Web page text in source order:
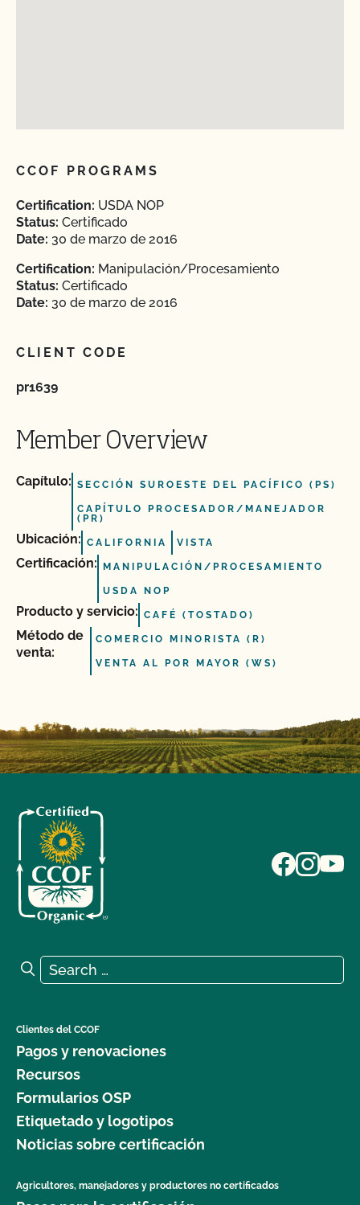
CCOF PROGRAMS
Certification: USDA NOP
Status: Certificado
Date: 30 de marzo de 2016
Certification: Manipulación/Procesamiento
Status: Certificado
Date: 30 de marzo de 2016
CLIENT CODE
pr1639
Member Overview
Capítulo: SECCIÓN SUROESTE DEL PACÍFICO (PS)
CAPÍTULO PROCESADOR/MANEJADOR
(PR)
Ubicación: CALIFORNIA VISTA
Certificación: MANIPULACIÓN/PROCESAMIENTO
USDA NOP
Producto y servicio: CAFÉ (TOSTADO)
Método de
venta:
COMERCIO MINORISTA (R)
VENTA AL POR MAYOR (WS)
Search for:
Search
Clientes del CCOF
Pagos y renovaciones
Recursos
Formularios OSP
Etiquetado y logotipos
Noticias sobre certificación
Agricultores, manejadores y productores no certificados